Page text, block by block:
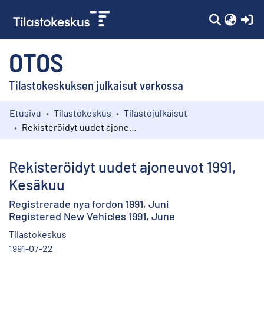
OTOS
Tilastokeskuksen julkaisut verkossa
Kokoelmat
Etusivu Tilastokeskus
Tilastojulkaisut
Rekisteröidyt uudet ajoneuvot 1991,
Kesäkuu
Registrerade nya fordon 1991, Juni
Registered New Vehicles 1991, June
Tilastokeskus
1991-07-22